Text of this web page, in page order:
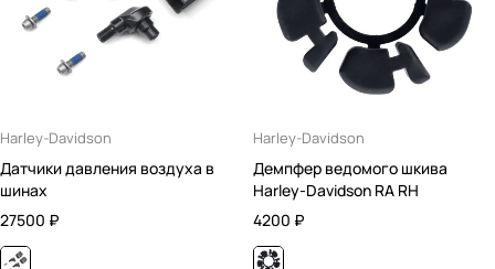
Harley-Davidson
Датчики давления воздуха в
шинах
27500 ₽
Harley-Davidson
Демпфер ведомого шкива
Harley-Davidson RA RH
4200 ₽